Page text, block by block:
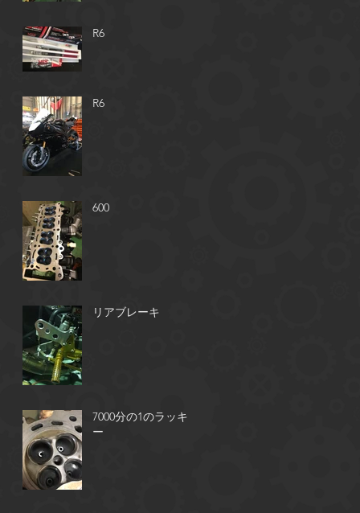
R6
R6
600
リアブレーキ
7000分の1のラッキ
ー